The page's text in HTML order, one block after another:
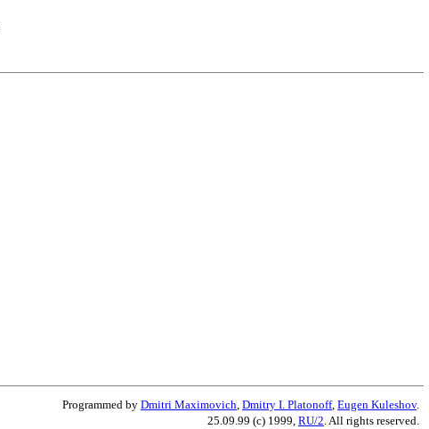
Programmed by Dmitri Maximovich, Dmitry I. Platonoff, Eugen Kuleshov.
25.09.99 (c) 1999, RU/2. All rights reserved.